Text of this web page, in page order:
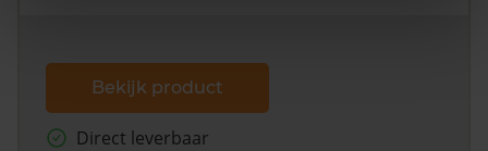
Bekijk product
Direct leverbaar